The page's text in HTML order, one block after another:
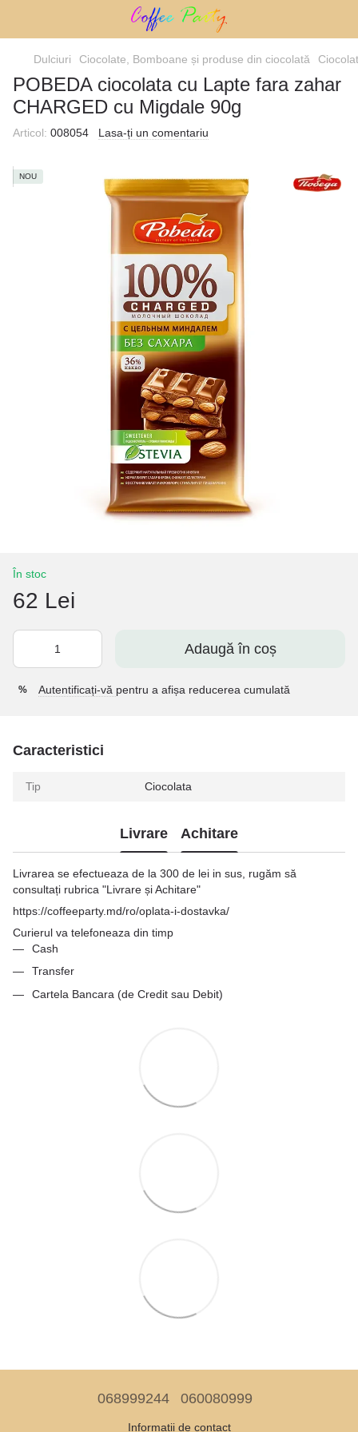
Dulciuri Ciocolate, Bomboane și produse din ciocolată
POBEDA ciocolata cu Lapte fara zahar
CHARGED cu Migdale 90g
Articol: 008054 Lasa-ți un comentariu
NOU
În stoc
62 Lei
Adaugă în coș
% Autentificați-vă pentru a afișa reducerea cumulată
Caracteristici
Tip Ciocolata
Livrare Achitare
Livrarea se efectueaza de la 300 de lei in sus, rugăm să
consultați rubrica "Livrare și Achitare"
https://coffeeparty.md/ro/oplata-i-dostavka/
Curierul va telefoneaza din timp
Cash
Transfer
Cartela Bancara (de Credit sau Debit)
068999244 060080999
Informații de contact